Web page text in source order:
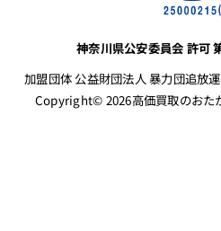
神奈川県公安委員会 許
加盟団体 公益財団法人 暴力団追放
Copyright© 2026高価買取のおた